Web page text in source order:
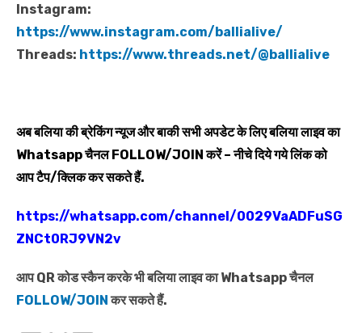
Instagram:
https://www.instagram.com/ballialive/
Threads: https://www.threads.net/@ballialive
अब बलिया की ब्रेकिंग न्यूज और बाकी सभी अपडेट के लिए बलिया लाइव का
WhatsappचैनलFOLLOW/JOINकरें – नीचे दिये गये लिंक को
आप टैप/क्लिक कर सकते हैं.
https://whatsapp.com/channel/0029VaADFuSG
ZNCt0RJ9VN2v
आप QR कोड स्कैन करके भी बलिया लाइव का Whatsapp चैनल
FOLLOW/JOINकर सकते हैं.